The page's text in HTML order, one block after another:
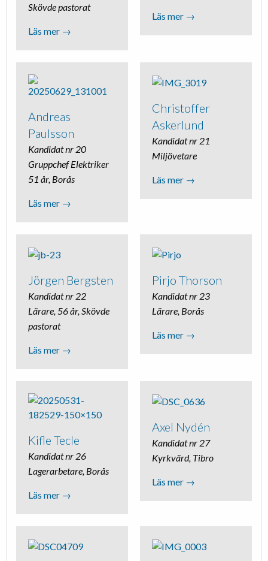
Skövde pastorat
Läs mer →
Läs mer →
Andreas
Paulsson
Kandidat nr 20
Gruppchef Elektriker
51 år, Borås
Läs mer →
Christoffer
Askerlund
Kandidat nr 21
Miljövetare
Läs mer →
Jörgen Bergsten
Kandidat nr 22
Lärare, 56 år, Skövde
pastorat
Läs mer →
Pirjo Thorson
Kandidat nr 23
Lärare, Borås
Läs mer →
Kifle Tecle
Kandidat nr 26
Lagerarbetare, Borås
Läs mer →
Axel Nydén
Kandidat nr 27
Kyrkvärd, Tibro
Läs mer →